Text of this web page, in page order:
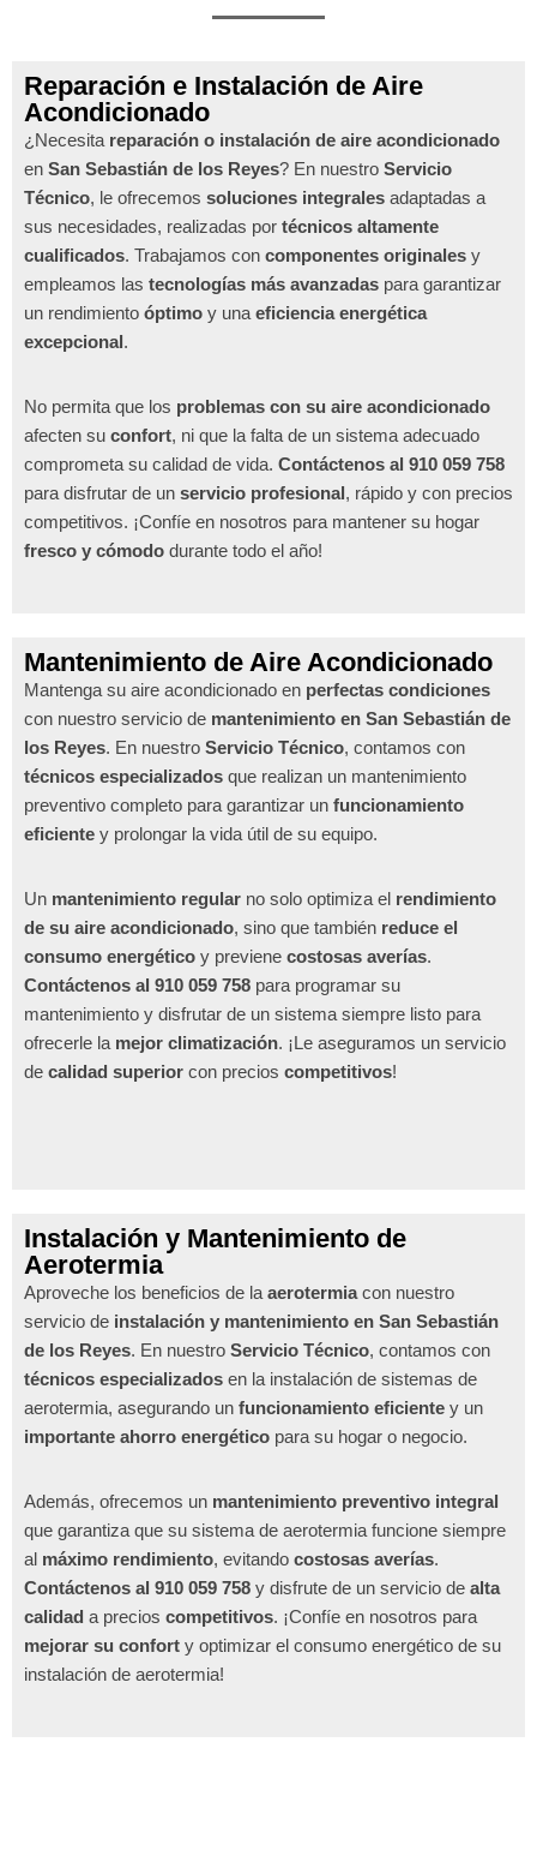
Reparación e Instalación de Aire
Acondicionado
¿Necesita reparación o instalación de aire acondicionado
en San Sebastián de los Reyes? En nuestro Servicio
Técnico, le ofrecemos soluciones integrales adaptadas a
sus necesidades, realizadas por técnicos altamente
cualificados. Trabajamos con componentes originales y
empleamos las tecnologías más avanzadas para garantizar
un rendimiento óptimo y una eficiencia energética
excepcional.
No permita que los problemas con su aire acondicionado
afecten su confort, ni que la falta de un sistema adecuado
comprometa su calidad de vida. Contáctenos al 910 059 758
para disfrutar de un servicio profesional, rápido y con precios
competitivos. ¡Confíe en nosotros para mantener su hogar
fresco y cómodo durante todo el año!
Mantenimiento de Aire Acondicionado
Mantenga su aire acondicionado en perfectas condiciones
con nuestro servicio de mantenimiento en San Sebastián de
los Reyes. En nuestro Servicio Técnico, contamos con
técnicos especializados que realizan un mantenimiento
preventivo completo para garantizar un funcionamiento
eficiente y prolongar la vida útil de su equipo.
Un mantenimiento regular no solo optimiza el rendimiento
de su aire acondicionado, sino que también reduce el
consumo energético y previene costosas averías.
Contáctenos al 910 059 758 para programar su
mantenimiento y disfrutar de un sistema siempre listo para
ofrecerle la mejor climatización. ¡Le aseguramos un servicio
de calidad superior con precios competitivos!
Instalación y Mantenimiento de
Aerotermia
Aproveche los beneficios de la aerotermiacon nuestro
servicio de instalación y mantenimiento en San Sebastián
de los Reyes. En nuestro Servicio Técnico, contamos con
técnicos especializados en la instalación de sistemas de
aerotermia, asegurando un funcionamiento eficiente y un
importante ahorro energético para su hogar o negocio.
Además, ofrecemos un mantenimiento preventivo integral
que garantiza que su sistema de aerotermia funcione siempre
al máximo rendimiento, evitando costosas averías.
Contáctenos al 910 059 758 y disfrute de un servicio de alta
calidad a precios competitivos. ¡Confíe en nosotros para
mejorar su confort y optimizar el consumo energético de su
instalación de aerotermia!